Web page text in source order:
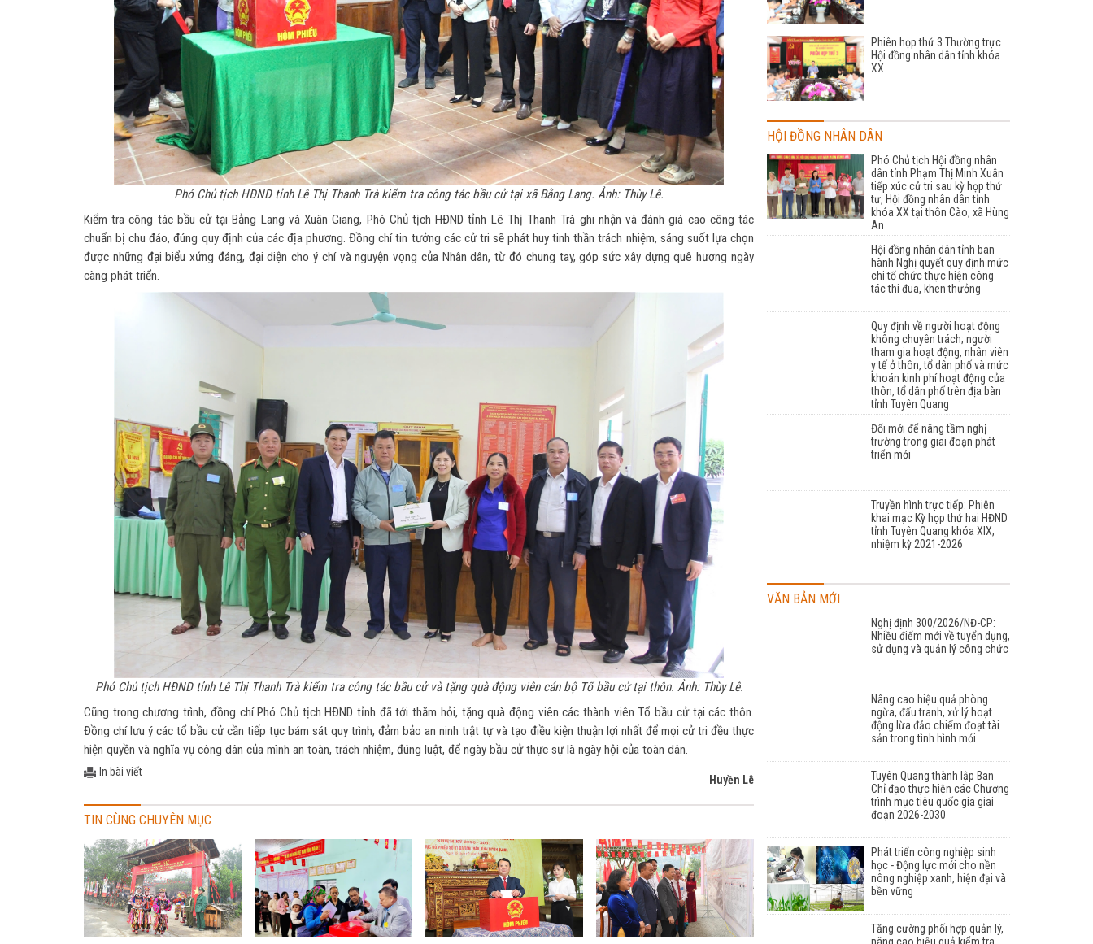
Phó Chủ tịch HĐND tỉnh Lê Thị Thanh Trà kiểm tra công tác bầu cử tại xã Bằng Lang. Ảnh: Thùy Lê.
Kiểm tra công tác bầu cử tại Bằng Lang và Xuân Giang, Phó Chủ tịch HĐND tỉnh Lê Thị Thanh Trà ghi nhận và đánh giá cao công tác
chuẩn bị chu đáo, đúng quy định của các địa phương. Đồng chí tin tưởng các cử tri sẽ phát huy tinh thần trách nhiệm, sáng suốt lựa chọn
được những đại biểu xứng đáng, đại diện cho ý chí và nguyện vọng của Nhân dân, từ đó chung tay, góp sức xây dựng quê hương ngày
càng phát triển.
Phó Chủ tịch HĐND tỉnh Lê Thị Thanh Trà kiểm tra công tác bầu cử và tặng quà động viên cán bộ Tổ bầu cử tại thôn. Ảnh: Thùy Lê.
Cũng trong chương trình, đồng chí Phó Chủ tịch HĐND tỉnh đã tới thăm hỏi, tặng quà động viên các thành viên Tổ bầu cử tại các thôn.
Đồng chí lưu ý các tổ bầu cử cần tiếp tục bám sát quy trình, đảm bảo an ninh trật tự và tạo điều kiện thuận lợi nhất để mọi cử tri đều thực
hiện quyền và nghĩa vụ công dân của mình an toàn, trách nhiệm, đúng luật, để ngày bầu cử thực sự là ngày hội của toàn dân.
Huyền Lê
In bài viết
TIN CÙNG CHUYÊN MỤC
Phiên họp thứ 3 Thường trực
Hội đồng nhân dân tỉnh khóa
XX
HỘI ĐỒNG NHÂN DÂN
Phó Chủ tịch Hội đồng nhân
dân tỉnh Phạm Thị Minh Xuân
tiếp xúc cử tri sau kỳ họp thứ
tư, Hội đồng nhân dân tỉnh
khóa XX tại thôn Cào, xã Hùng
An
Hội đồng nhân dân tỉnh ban
hành Nghị quyết quy định mức
chi tổ chức thực hiện công
tác thi đua, khen thưởng
Quy định về người hoạt động
không chuyên trách; người
tham gia hoạt động, nhân viên
y tế ở thôn, tổ dân phố và mức
khoán kinh phí hoạt động của
thôn, tổ dân phố trên địa bàn
tỉnh Tuyên Quang
Đổi mới để nâng tầm nghị
trường trong giai đoạn phát
triển mới
Truyền hình trực tiếp: Phiên
khai mạc Kỳ họp thứ hai HĐND
tỉnh Tuyên Quang khóa XIX,
nhiệm kỳ 2021-2026
VĂN BẢN MỚI
Nghị định 300/2026/NĐ-CP:
Nhiều điểm mới về tuyển dụng,
sử dụng và quản lý công chức
Nâng cao hiệu quả phòng
ngừa, đấu tranh, xử lý hoạt
động lừa đảo chiếm đoạt tài
sản trong tình hình mới
Tuyên Quang thành lập Ban
Chỉ đạo thực hiện các Chương
trình mục tiêu quốc gia giai
đoạn 2026-2030
Phát triển công nghiệp sinh
học - Động lực mới cho nền
nông nghiệp xanh, hiện đại và
bền vững
Tăng cường phối hợp quản lý,